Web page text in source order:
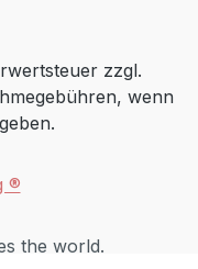
zzgl.
wenn
®
the world.